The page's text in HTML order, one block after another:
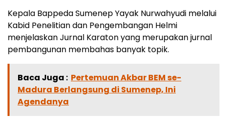
Kepala Bappeda Sumenep Yayak Nurwahyudi melalui
Kabid Penelitian dan Pengembangan Helmi
menjelaskan Jurnal Karaton yang merupakan jurnal
pembangunan membahas banyak topik.
Baca Juga : Pertemuan Akbar BEM se-
Madura Berlangsung di Sumenep, Ini
Agendanya